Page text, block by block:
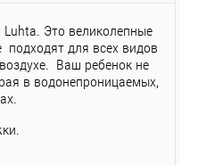
Это великолепные
для всех видов
Ваш ребенок не
в водонепроницаемых,